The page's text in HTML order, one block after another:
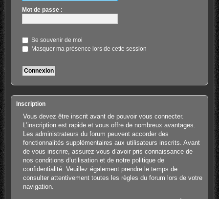
Mot de passe :
Se souvenir de moi
Masquer ma présence lors de cette session
Inscription
Vous devez être inscrit avant de pouvoir vous connecter.
L’inscription est rapide et vous offre de nombreux avantages.
Les administrateurs du forum peuvent accorder des
fonctionnalités supplémentaires aux utilisateurs inscrits. Avant
de vous inscrire, assurez-vous d’avoir pris connaissance de
nos conditions d’utilisation et de notre politique de
confidentialité. Veuillez également prendre le temps de
consulter attentivement toutes les règles du forum lors de votre
navigation.